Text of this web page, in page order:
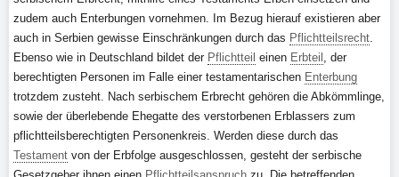
zudem auch Enterbungen vornehmen. Im Bezug hierauf existieren aber
auch in Serbien gewisse Einschränkungen durch das Pflichtteilsrecht.
Ebenso wie in Deutschland bildet der Pflichtteil einen Erbteil , der
berechtigten Personen im Falle einer testamentarischen Enterbung
trotzdem zusteht. Nach serbischem Erbrecht gehören die Abkömmlinge,
sowie der überlebende Ehegatte des verstorbenen Erblassers zum
pflichtteilsberechtigten Personenkreis. Werden diese durch das
Testament von der Erbfolge ausgeschlossen, gesteht der serbische